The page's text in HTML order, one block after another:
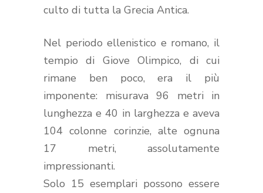
culto di tutta la Grecia Antica.
Nel periodo ellenistico e romano, il
tempio di Giove Olimpico, di cui
rimane ben poco, era il più
imponente: misurava 96 metri in
lunghezza e 40 in larghezza e aveva
104 colonne corinzie, alte ognuna
17 metri, assolutamente
impressionanti.
Solo 15 esemplari possono essere